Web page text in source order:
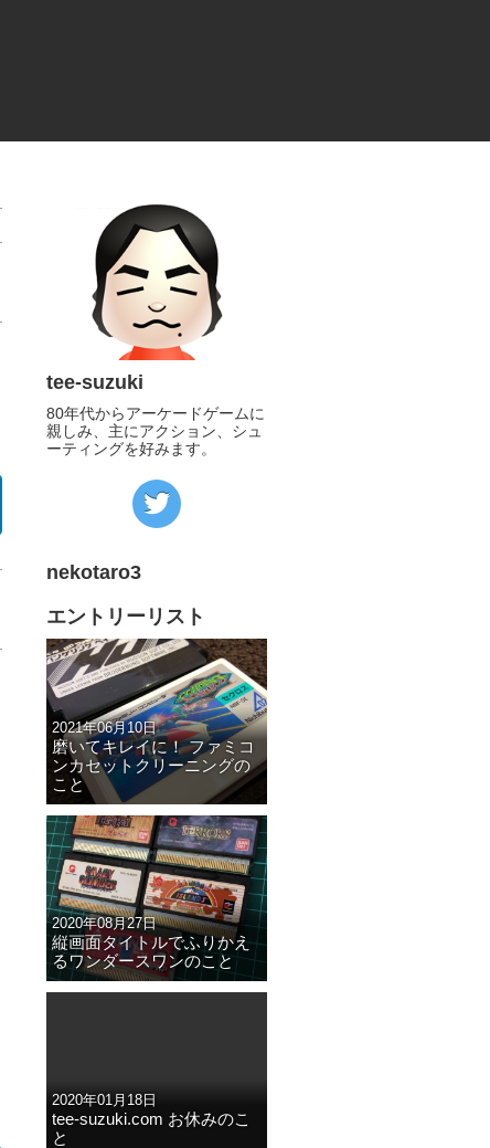
tee-suzuki
80年代からアーケードゲームに
親しみ、主にアクション、シュ
ーティングを好みます。
https://twitter.com/tee_suzuki
の
の
リ
ン
ク
nekotaro3
エントリーリスト
2021年06月10日
磨いてキレイに！ ファミコ
ンカセットクリーニングの
こと
2020年08月27日
縦画面タイトルでふりかえ
るワンダースワンのこと
2020年01月18日
tee-suzuki.com お休みのこ
と